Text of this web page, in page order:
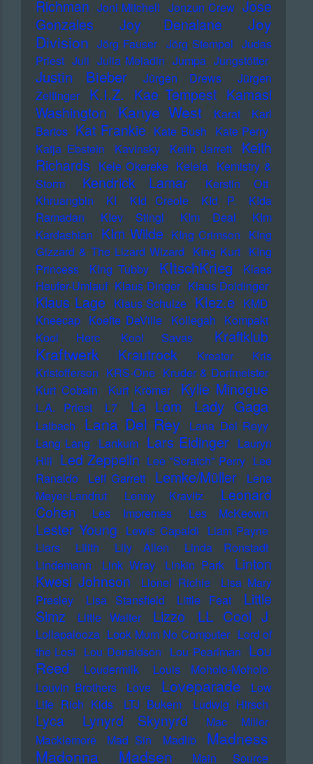
Richman Joni Mitchell Jonzun Crew Jose
Gonzales
Joy Denalane
Joy
Division Jörg Fauser Jörg Stempel Judas
Priest Juli Julia Meladin Jumpa Jungstötter
Justin Bieber Jürgen Drews
Jürgen
Zeltinger
K.I.Z. Kae Tempest Kamasi
Washington
Kanye West Karat
Karl
Bartos Kat Frankie Kate Bush Kate Perry
Katja Ebstein
Kavinsky Keith Jarrett
Keith
Richards Kele Okereke Kelela Kemistry &
Storm
Kendrick Lamar
Kerstin Ott
Khruangbin
KI KId Creole KId P.
KIda
Ramadan
KIev Stingl KIm Deal
KIm
Kardashian KIm Wilde KIng Crimson KIng
Gizzard & The Lizard Wizard KIng Kurt KIng
Princess
KIng Tubby KItschKrieg
Klaas
Heufer-Umlauf Klaus Dinger Klaus Doldinger
Klaus Lage Klaus Schulze Klez.e KMD
Kneecap Koefte DeVille Kollegah Kompakt
Kool Herc
Kool Savas Kraftklub
Kraftwerk Krautrock Kreator
Kris
Kristofferson KRS-One Kruder & Dorfmeister
Kurt Cobain
Kurt Krömer Kylie Minogue
L.A. Priest L7 La Lom Lady Gaga
Laibach Lana Del Rey
Lana Del Reyy
Lang Lang Lankum Lars Eidinger Lauryn
Hill Led Zeppelin Lee "Scratch" Perry Lee
Ranaldo
Leif Garrett Lemke/Müller
Lena
Meyer-Landrut
Lenny Kravitz
Leonard
Cohen
Les Impremes Les McKeown
Lester Young Lewis Capaldi Liam Payne
Liars
Lilith Lily Allen
Linda Ronstadt
Lindemann
Link Wray Linkin Park
Linton
Kwesi Johnson
Lionel Richie
Lisa Mary
Presley
Lisa Stansfield Little Feat
Little
Simz
Little Walter Lizzo LL Cool J
Lollapalooza Look Mum No Computer Lord of
the Lost Lou Donaldson Lou Pearlman Lou
Reed
Loudermilk
Louis Moholo-Moholo
Louvin Brothers
Love Loveparade
Low
Life Rich Kids
LTJ Bukem Ludwig Hirsch
Lyca Lynyrd Skynyrd
Mac Miller
Macklemore
Mad Sin Madlib
Madness
Madonna
Madsen Main Source